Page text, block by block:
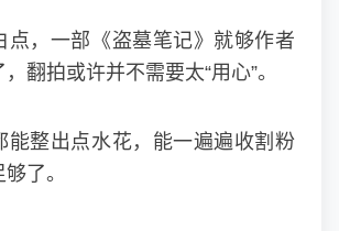
点，一部《盗墓笔记》就够作者
翻拍或许并不需要太“用心”。
能整出点水花，能一遍遍收割粉
了。